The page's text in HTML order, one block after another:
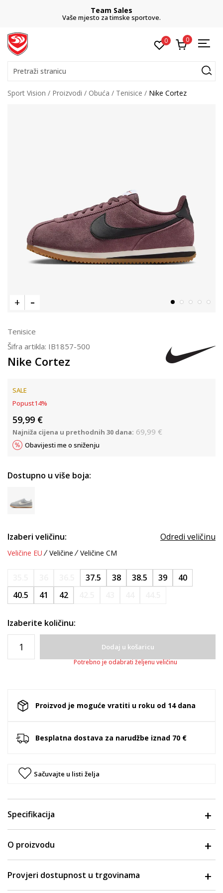
Team Sales
Vaše mjesto za timske sportove.
0 0
Pretraži stranicu
Sport Vision Proizvodi Obuća Tenisice Nike Cortez
Tenisice
Šifra artikla: IB1857-500
Nike Cortez
SALE
Popust14%
59,99 €
Najniža cijena u prethodnih 30 dana: 69,99 €
Obavijesti me o sniženju
Dostupno u više boja:
Izaberi veličinu: Odredi veličinu
Veličine EU Veličine Veličine CM
37.5 38 38.5 39
40
40.5
41 42
Izaberite količinu:
Dodaj u košaricu
Potrebno je odabrati željenu veličinu
Proizvod je moguće vratiti u roku od 14 dana
Besplatna dostava za narudžbe iznad 70 €
Sačuvajte u listi želja
Specifikacija
O proizvodu
Provjeri dostupnost u trgovinama